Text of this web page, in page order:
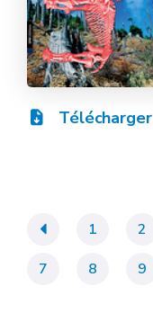
Télécharger
« 1 2
7
8 9